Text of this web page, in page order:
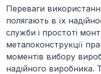
Переваги
полягають в їх
служби і простоті
металоконструкції
моментів вибору
надійного